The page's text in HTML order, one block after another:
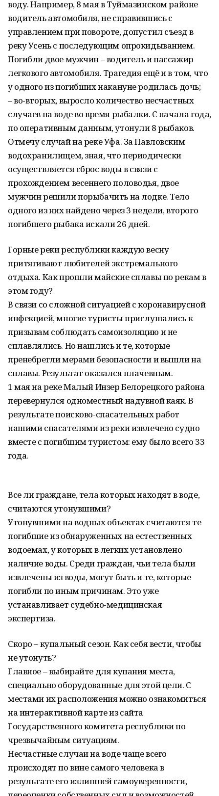
воду. Например, 8 мая в Туймазинском районе
водитель автомобиля, не справившись с
управлением при повороте, допустил съезд в
реку Усень с последующим опрокидыванием.
Погибли двое мужчин – водитель и пассажир
легкового автомобиля. Трагедия ещё и в том, что
у одного из погибших накануне родилась дочь;
– во-вторых, выросло количество несчастных
случаев на воде во время рыбалки. С начала года,
по оперативным данным, утонули 8 рыбаков.
Отмечу случай на реке Уфа. За Павловским
водохранилищем, зная, что периодически
осуществляется сброс воды в связи с
прохождением весеннего половодья, двое
мужчин решили порыбачить на лодке. Тело
одного из них найдено через 3 недели, второго
погибшего рыбака искали 26 дней.
Горные реки республики каждую весну
притягивают любителей экстремального
отдыха. Как прошли майские сплавы по рекам в
этом году?
В связи со сложной ситуацией с коронавирусной
инфекцией, многие туристы прислушались к
призывам соблюдать самоизоляцию и не
сплавлялись. Но нашлись и те, которые
пренебрегли мерами безопасности и вышли на
сплавы. Результат оказался плачевным.
1 мая на реке Малый Инзер Белорецкого района
перевернулся одноместный надувной каяк. В
результате поисково-спасательных работ
нашими спасателями из реки извлечено судно
вместе с погибшим туристом: ему было всего 33
года.
Все ли граждане, тела которых находят в воде,
считаются утонувшими?
Утонувшими на водных объектах считаются те
погибшие из обнаруженных на естественных
водоемах, у которых в легких установлено
наличие воды. Среди граждан, чьи тела были
извлечены из воды, могут быть и те, которые
погибли по иным причинам. Это уже
устанавливает судебно-медицинская
экспертиза.
Скоро – купальный сезон. Как себя вести, чтобы
не утонуть?
Главное – выбирайте для купания места,
специально оборудованные для этой цели. С
местами их расположения можно ознакомиться
на интерактивной карте из сайта
Государственного комитета республики по
чрезвычайным ситуациям.
Несчастные случаи на воде чаще всего
происходят по вине самого человека в
результате его излишней самоуверенности,